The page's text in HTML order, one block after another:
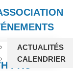
ACTUALITÉS
CALENDRIER
PRO